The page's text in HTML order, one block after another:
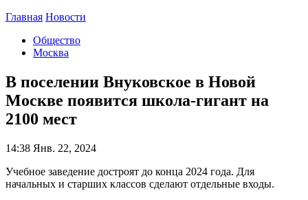
Главная Новости
Общество
Москва
В поселении Внуковское в Новой
Москве появится школа-гигант на
2100 мест
14:38 Янв. 22, 2024
Учебное заведение достроят до конца 2024 года. Для
начальных и старших классов сделают отдельные входы.